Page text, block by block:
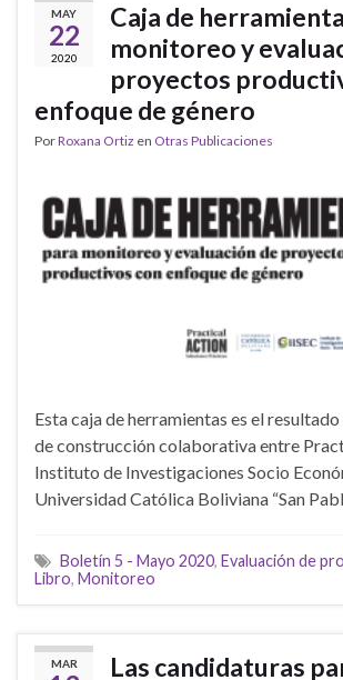
MAY
22
2020
Caja de
monitoreo y
proyectos
enfoque de género
PorRoxana Ortiz en Otras Publicaciones
Esta caja de herramientas es el
de construcción colaborativa entre
Instituto de Investigaciones Socio
Universidad Católica Boliviana “San
Boletín 5 - Mayo 2020, Evaluación de
Libro, Monitoreo
MAR
Las candidaturas